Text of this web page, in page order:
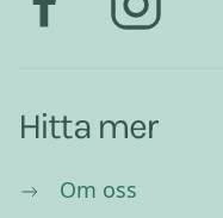
Hitta mer
Om oss